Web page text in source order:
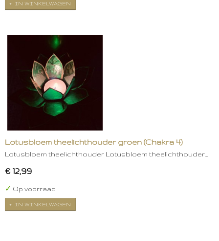
IN WINKELWAGEN
Lotusbloem theelichthouder groen (Chakra 4)
Lotusbloem theelichthouder Lotusbloem theelichthouder…
€ 12,99
✓ Op voorraad
IN WINKELWAGEN